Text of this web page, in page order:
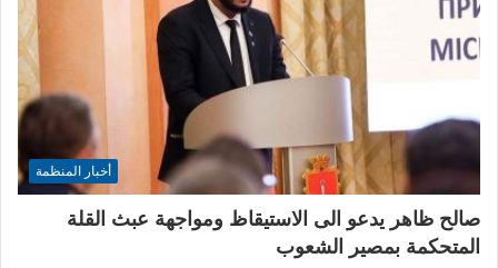
أخبار المنظمة
صالح ظاهر يدعو الى الاستيقاظ ومواجهة عبث القلة
المتحكمة بمصير الشعوب